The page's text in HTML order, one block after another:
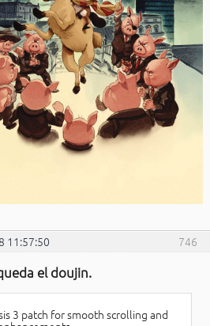
746
11:57:50
el doujin.
3 patch for smooth scrolling and